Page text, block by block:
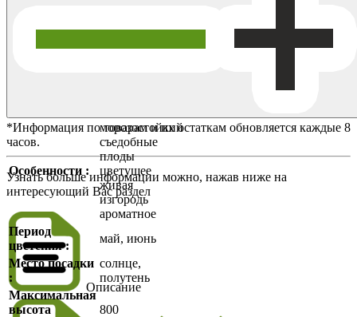
Особенности :
морозостойкий
съедобные
плоды
цветущее
живая
изгородь
ароматное
Период
цветения :
май, июнь
Место посадки
:
солнце,
полутень
Максимальная
высота
800
*Информация по товарам и их остаткам обновляется каждые 8
часов.
Узнать больше информации можно, нажав ниже на
интересующий Вас раздел
Описание